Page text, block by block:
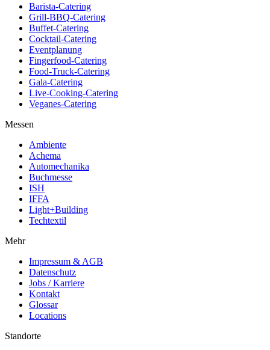
Barista-Catering
Grill-BBQ-Catering
Buffet-Catering
Cocktail-Catering
Eventplanung
Fingerfood-Catering
Food-Truck-Catering
Gala-Catering
Live-Cooking-Catering
Veganes-Catering
Messen
Ambiente
Achema
Automechanika
Buchmesse
ISH
IFFA
Light+Building
Techtextil
Mehr
Impressum & AGB
Datenschutz
Jobs / Karriere
Kontakt
Glossar
Locations
Standorte